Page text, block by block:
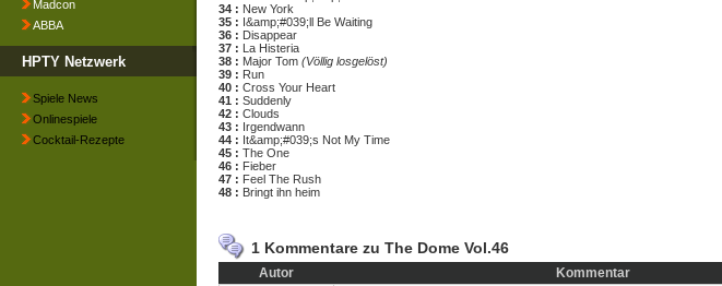
Madcon
ABBA
HPTY Netzwerk
Spiele News
Onlinespiele
Cocktail-Rezepte
34 : New York
35 : I&amp;#039;ll Be Waiting
36 : Disappear
37 : La Histeria
38 : Major Tom (Völlig losgelöst)
39 : Run
40 : Cross Your Heart
41 : Suddenly
42 : Clouds
43 : Irgendwann
44 : It&amp;#039;s Not My Time
45 : The One
46 : Fieber
47 : Feel The Rush
48 : Bringt ihn heim
1 Kommentare zu The Dome Vol.46
Autor
Kommentar